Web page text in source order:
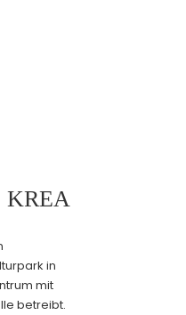
KREA
in
mit
betreibt.